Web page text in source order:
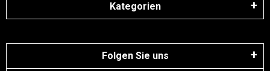
Kategorien
Folgen Sie uns